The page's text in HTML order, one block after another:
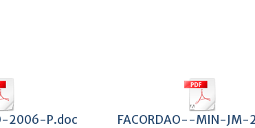
2006-P.doc
FACORDAO--MIN-JM-